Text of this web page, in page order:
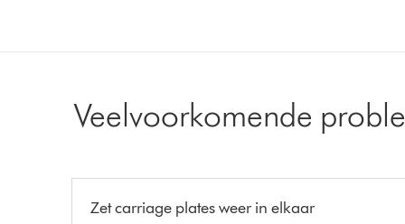
Veelvoorkomende
Zet carriage plates weer in elkaar